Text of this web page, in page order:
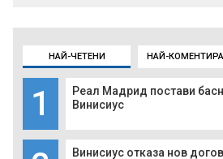
НАЙ-ЧЕТЕНИ НАЙ-
1
Реал Мадрид постави
Винисиус
Винисиус отказа нов